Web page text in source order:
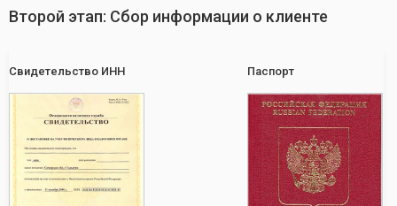
Второй этап: Сбор информации о клиенте
Свидетельство ИНН Паспорт